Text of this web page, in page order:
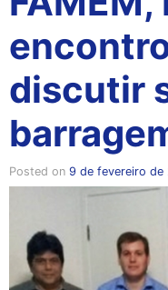
discutir
Posted on 9 de fevereiro de